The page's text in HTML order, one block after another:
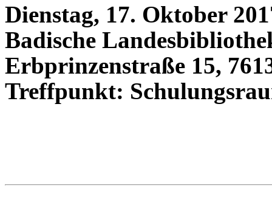
Dienstag, 17. Oktober
Badische
Erbprinzenstraße 15,
Treffpunkt: